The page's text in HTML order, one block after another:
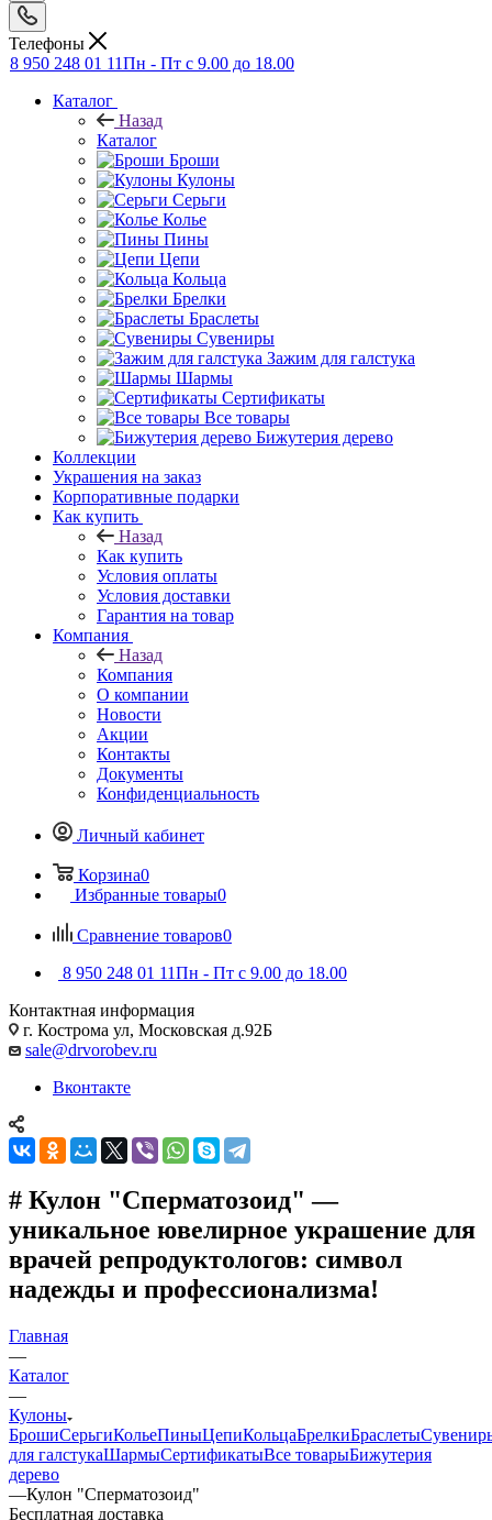
Телефоны
8 950 248 01 11Пн - Пт с 9.00 до 18.00
Каталог
Назад
Каталог
Броши
Кулоны
Серьги
Колье
Пины
Цепи
Кольца
Брелки
Браслеты
Сувениры
Зажим для галстука
Шармы
Сертификаты
Все товары
Бижутерия дерево
Коллекции
Украшения на заказ
Корпоративные подарки
Как купить
Назад
Как купить
Условия оплаты
Условия доставки
Гарантия на товар
Компания
Назад
Компания
О компании
Новости
Акции
Контакты
Документы
Конфиденциальность
Личный кабинет
Корзина0
Избранные товары0
Сравнение товаров0
8 950 248 01 11Пн - Пт с 9.00 до 18.00
Контактная информация
г. Кострома ул, Московская д.92Б
sale@drvorobev.ru
Вконтакте
# Кулон "Сперматозоид" —
уникальное ювелирное украшение для
врачей репродуктологов: символ
надежды и профессионализма!
Главная
—
Каталог
—
Кулоны
БрошиСерьгиКольеПиныЦепиКольцаБрелкиБраслеты
для галстукаШармыСертификатыВсе товарыБижутерия
дерево
—Кулон "Сперматозоид"
Бесплатная доставка